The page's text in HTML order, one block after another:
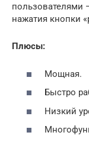
пользователями
нажатия кнопки
Плюсы:
Мощная.
Быстро
Низкий